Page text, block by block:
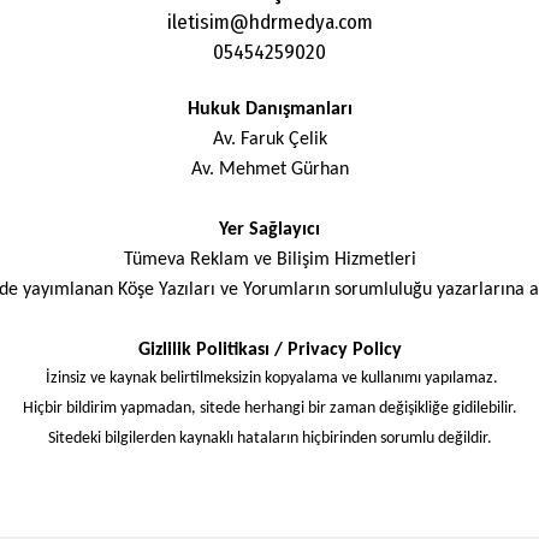
iletisim@hdrmedya.com
05454259020
Hukuk Danışmanları
Av. Faruk Çelik
Av. Mehmet Gürhan
Yer Sağlayıcı
Tümeva Reklam ve Bilişim Hizmetleri
yayımlanan Köşe Yazıları ve Yorumların sorumluluğu yazarlarına
Gizlilik Politikası / Privacy Policy
İzinsiz ve kaynak belirtilmeksizin kopyalama ve kullanımı yapılamaz.
Hiçbir bildirim yapmadan, sitede herhangi bir zaman değişikliğe gidilebilir.
Sitedeki bilgilerden kaynaklı hataların hiçbirinden sorumlu değildir.